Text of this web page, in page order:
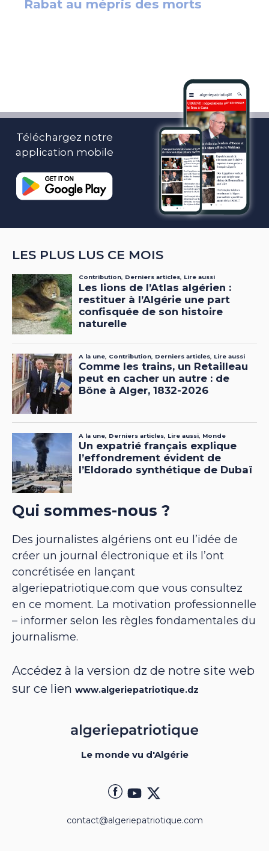
Téléchargez notre
application mobile
LES PLUS LUS CE MOIS
Qui sommes-nous ?
Des journalistes algériens ont eu l’idée de
créer un journal électronique et ils l’ont
concrétisée en lançant
algeriepatriotique.com que vous consultez
en ce moment. La motivation professionnelle
– informer selon les règles fondamentales du
journalisme.
Accédez à la version dz de notre site web
sur ce lien www.algeriepatriotique.dz
Le monde vu d'Algérie
contact@algeriepatriotique.com